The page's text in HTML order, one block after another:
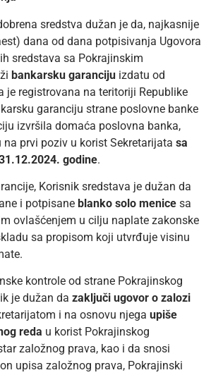
sredstva dužan je da, najkasnije
dana od dana potpisivanja Ugovora
sredstava sa Pokrajinskim
bankarsku garanciju izdatu od
je registrovana na teritoriji Republike
garanciju strane poslovne banke
izvršila domaća poslovna banka,
prvi poziv u korist Sekretarijata sa
godine.
Korisnik sredstava je dužan da
i potpisane blanko solo menice sa
ovlašćenjem u cilju naplate zakonske
sa propisom koji utvrđuje visinu
kontrole od strane Pokrajinskog
je dužan da zaključi ugovor o zalozi
i na osnovu njega upiše
reda u korist Pokrajinskog
založnog prava, kao i da snosi
upisa založnog prava, Pokrajinski